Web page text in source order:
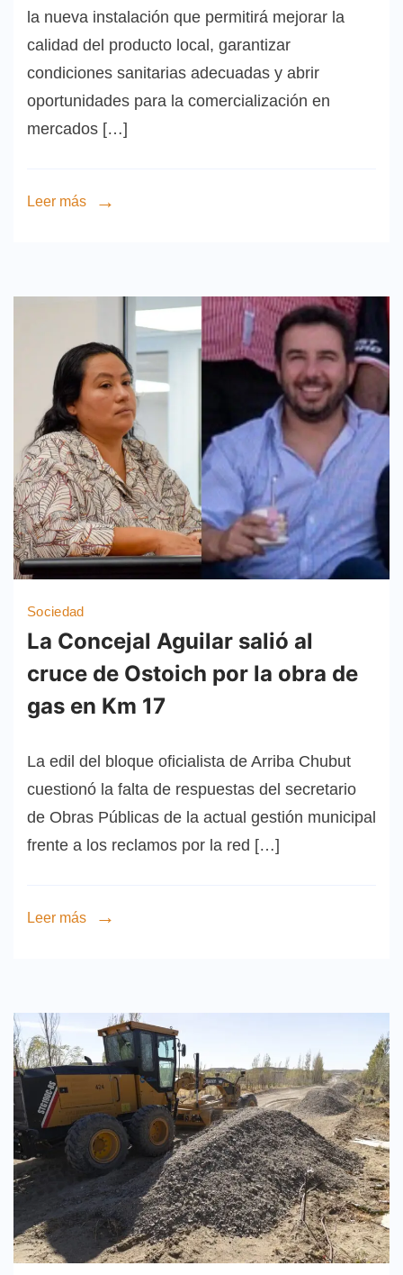
la nueva instalación que permitirá mejorar la
calidad del producto local, garantizar
condiciones sanitarias adecuadas y abrir
oportunidades para la comercialización en
mercados […]
Leer más
Sociedad
La Concejal Aguilar salió al
cruce de Ostoich por la obra de
gas en Km 17
La edil del bloque oficialista de Arriba Chubut
cuestionó la falta de respuestas del secretario
de Obras Públicas de la actual gestión municipal
frente a los reclamos por la red […]
Leer más